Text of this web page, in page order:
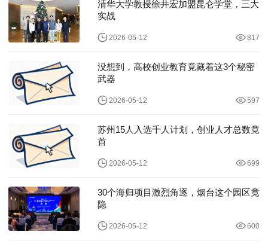
清华大学教授徐井宏加盟昆仑学堂，三大
实战
2026-05-12 817
没想到，高校创业教育竟藏着这3个秘密
武器
2026-05-12 597
苏州15人入选千人计划，创业人才总数竟
首
2026-05-12 699
30个海归项目激烈角逐，烟台这个园区竟
隐
2026-05-12 600